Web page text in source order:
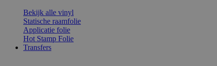
Bekijk alle vinyl
Statische raamfolie
Applicatie folie
Hot Stamp Folie
Transfers